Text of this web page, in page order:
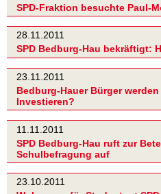
SPD-Fraktion besuchte Paul-
28.11.2011
SPD Bedburg-Hau bekräftigt:
23.11.2011
Bedburg-Hauer Bürger
Investieren?
11.11.2011
SPD Bedburg-Hau ruft zur
Schulbefragung auf
23.10.2011